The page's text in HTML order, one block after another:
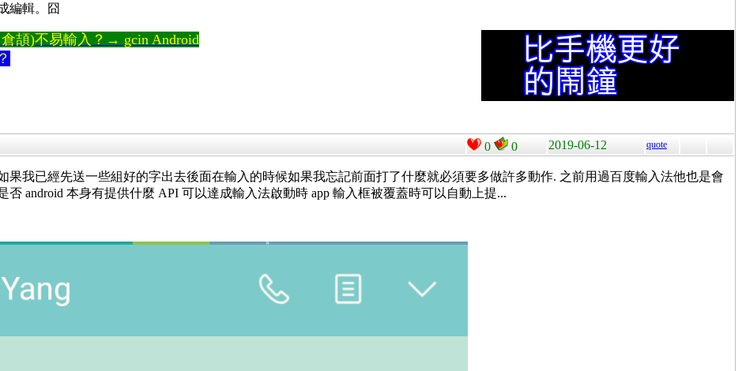
編輯。囧
頡)不易輸入？→ gcin Android
0 0 2019-06-12 quote
果我已經先送一些組好的字出去後面在輸入的時候如果我忘記前面打了什麼就必須要多做許多動作. 之前用過百度輸入法他也是會
android 本身有提供什麼 API 可以達成輸入法啟動時 app 輸入框被覆蓋時可以自動上提...